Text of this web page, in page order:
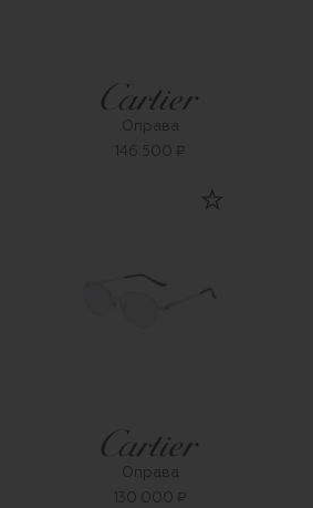
Оправа
146 500 ₽
Оправа
130 000 ₽